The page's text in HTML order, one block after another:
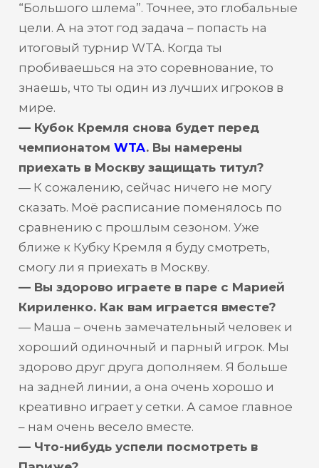
“Большого шлема”. Точнее, это глобальные
цели. А на этот год задача – попасть на
итоговый турнир WTA. Когда ты
пробиваешься на это соревнование, то
знаешь, что ты один из лучших игроков в
мире.
— Кубок Кремля снова будет перед
чемпионатомWTA. Вы намерены
приехать в Москву защищать титул?
— К сожалению, сейчас ничего не могу
сказать. Моё расписание поменялось по
сравнению с прошлым сезоном. Уже
ближе к Кубку Кремля я буду смотреть,
смогу ли я приехать в Москву.
— Вы здорово играете в паре с Марией
Кириленко. Как вам играется вместе?
— Маша – очень замечательный человек и
хороший одиночный и парный игрок. Мы
здорово друг друга дополняем. Я больше
на задней линии, а она очень хорошо и
креативно играет у сетки. А самое главное
– нам очень весело вместе.
— Что-нибудь успели посмотреть в